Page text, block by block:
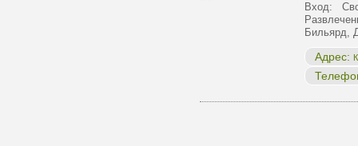
Вход:
Бильярд,
Адрес: